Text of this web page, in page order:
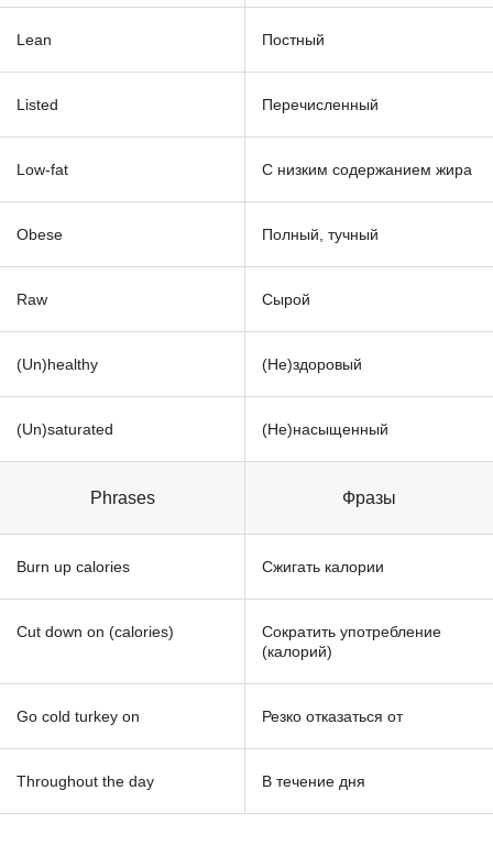
Lean Постный
Listed Перечисленный
Low-fat С низким содержанием жира
Obese Полный, тучный
Raw Сырой
(Un)healthy (Не)здоровый
(Un)saturated (Не)насыщенный
Phrases Фразы
Burn up calories Сжигать калории
Cut down on (calories)
Сократить употребление
(калорий)
Go cold turkey on Резко отказаться от
Throughout the day В течение дня